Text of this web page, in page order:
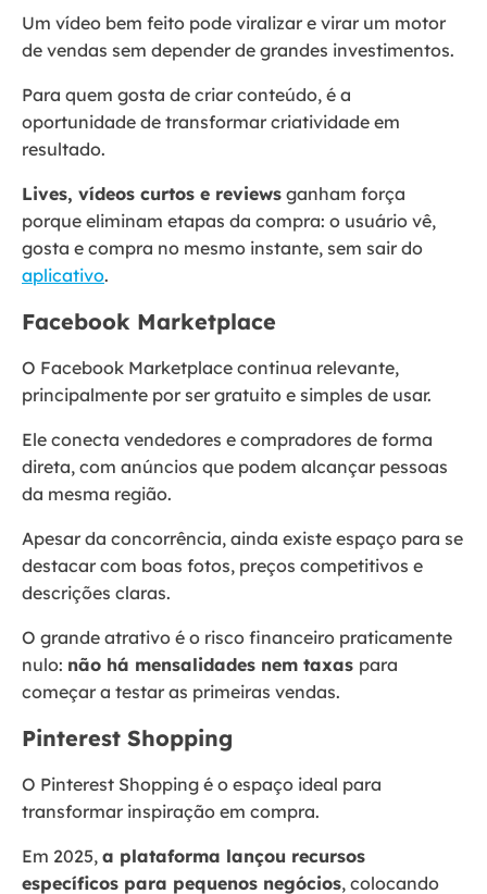
Um vídeo bem feito pode viralizar e virar um motor
de vendas sem depender de grandes investimentos.
Para quem gosta de criar conteúdo, é a
oportunidade de transformar criatividade em
resultado.
Lives, vídeos curtos e reviews ganham força
porque eliminam etapas da compra: o usuário vê,
gosta e compra no mesmo instante, sem sair do
aplicativo.
Facebook Marketplace
O Facebook Marketplace continua relevante,
principalmente por ser gratuito e simples de usar.
Ele conecta vendedores e compradores de forma
direta, com anúncios que podem alcançar pessoas
da mesma região.
Apesar da concorrência, ainda existe espaço para se
destacar com boas fotos, preços competitivos e
descrições claras.
O grande atrativo é o risco financeiro praticamente
nulo: não há mensalidades nem taxas para
começar a testar as primeiras vendas.
Pinterest Shopping
O Pinterest Shopping é o espaço ideal para
transformar inspiração em compra.
Em 2025, a plataforma lançou recursos
específicos para pequenos negócios, colocando